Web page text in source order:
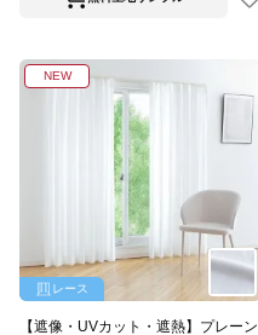
NEW
レース
【遮像・UVカット・遮熱】プレーン